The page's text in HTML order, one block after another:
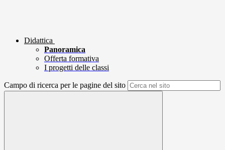
Didattica
Panoramica
Offerta formativa
I progetti delle classi
Campo di ricerca per le pagine del sito